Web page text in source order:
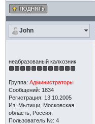
John
неабразованый калхозник
Группа: Администраторы
Сообщений: 1834
Регистрация: 13.10.2005
Из: Мытищи, Московская
область, Россия.
Пользователь №: 4